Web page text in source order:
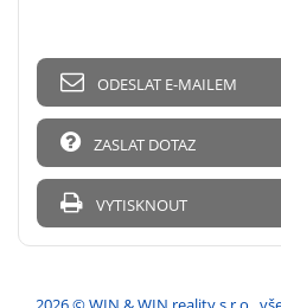
ODESLAT E-MAILEM
ZASLAT DOTAZ
VYTISKNOUT